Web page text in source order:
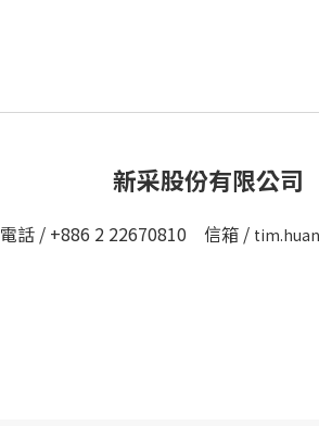
新采股份有限公司
電話 / +886 2 22670810 信箱 /